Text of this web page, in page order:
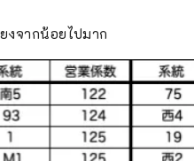
งจากน้อยไปมาก